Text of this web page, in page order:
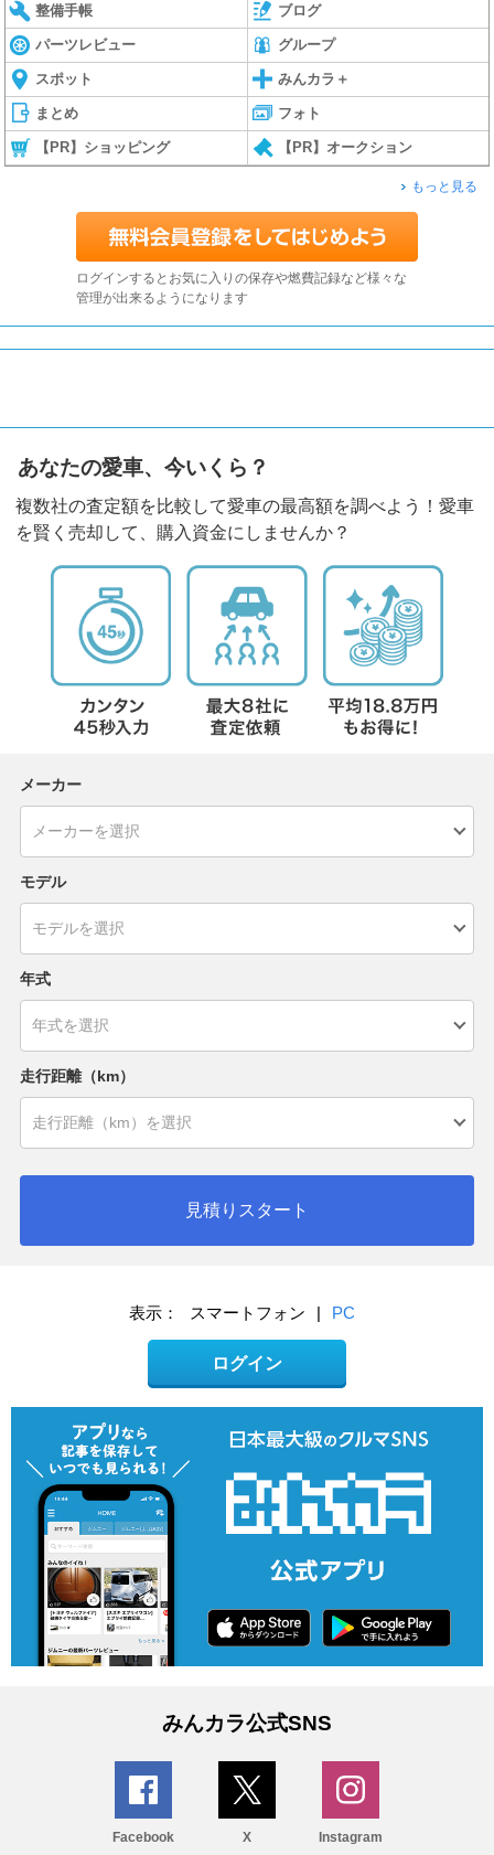
整備手帳 ブログ
パーツレビュー グループ
スポット みんカラ＋
まとめ フォト
【PR】ショッピング 【PR】オークション
もっと見る
ログインするとお気に入りの保存や燃費記録など様々な
管理が出来るようになります
あなたの愛車、今いくら？
複数社の査定額を比較して愛車の最高額を調べよう！愛車
を賢く売却して、購入資金にしませんか？
メーカー
モデル
年式
走行距離（km）
見積りスタート
表示： スマートフォン | PC
ログイン
みんカラ公式SNS
Facebook X Instagram